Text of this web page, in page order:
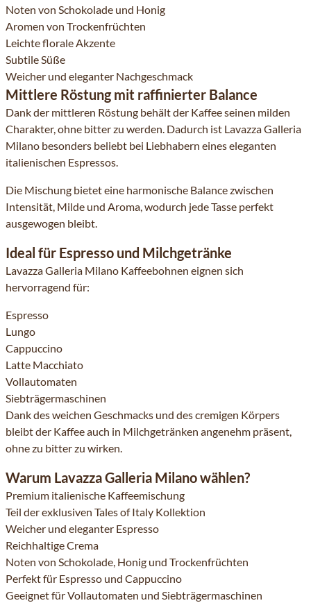
Noten von Schokolade und Honig
Aromen von Trockenfrüchten
Leichte florale Akzente
Subtile Süße
Weicher und eleganter Nachgeschmack
Mittlere Röstung mit raffinierter Balance
Dank der mittleren Röstung behält der Kaffee seinen milden
Charakter, ohne bitter zu werden. Dadurch ist Lavazza Galleria
Milano besonders beliebt bei Liebhabern eines eleganten
italienischen Espressos.
Die Mischung bietet eine harmonische Balance zwischen
Intensität, Milde und Aroma, wodurch jede Tasse perfekt
ausgewogen bleibt.
Ideal für Espresso und Milchgetränke
Lavazza Galleria Milano Kaffeebohnen eignen sich
hervorragend für:
Espresso
Lungo
Cappuccino
Latte Macchiato
Vollautomaten
Siebträgermaschinen
Dank des weichen Geschmacks und des cremigen Körpers
bleibt der Kaffee auch in Milchgetränken angenehm präsent,
ohne zu bitter zu wirken.
Warum Lavazza Galleria Milano wählen?
Premium italienische Kaffeemischung
Teil der exklusiven Tales of Italy Kollektion
Weicher und eleganter Espresso
Reichhaltige Crema
Noten von Schokolade, Honig und Trockenfrüchten
Perfekt für Espresso und Cappuccino
Geeignet für Vollautomaten und Siebträgermaschinen